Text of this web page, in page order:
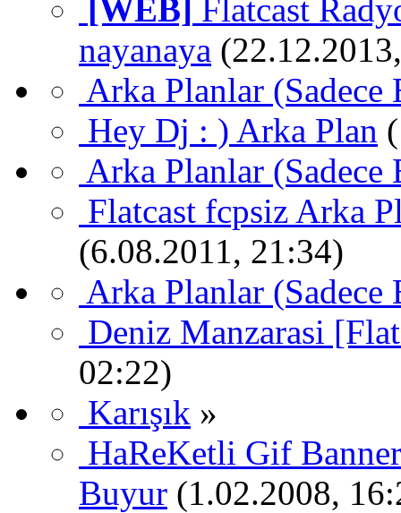
[WEB]
Flatcast
nayanaya
Arka Planlar (Sadece
Hey Dj : ) Arka Plan
Arka Planlar (Sadece
Flatcast fcpsiz Arka
(6.08.2011, 21:34)
Arka Planlar (Sadece
Deniz Manzarasi
02:22)
Karışık »
HaReKetli Gif
Buyur (1.02.2008,